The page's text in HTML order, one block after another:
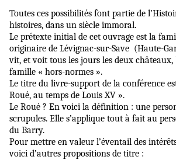
Toutes ces possibilités font partie de
histoires, dans un siècle immoral.
Le prétexte initial de cet ouvrage est la
originaire de Lévignac-sur-Save (Haute-
vit, et voit tous les jours les deux châteaux,
famille « hors-normes ».
Le titre du livre-support de la conférence
Roué, au temps de Louis XV ».
Le Roué ? En voici la définition : une
scrupules. Elle s’applique tout à fait au
du Barry.
Pour mettre en valeur l’éventail des
voici d’autres propositions de titre :